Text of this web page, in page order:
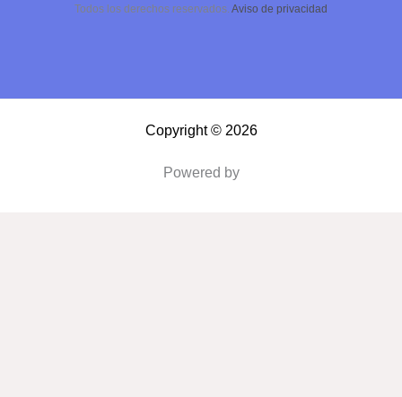
Todos los derechos reservados. Aviso de privacidad
Copyright © 2026
Powered by